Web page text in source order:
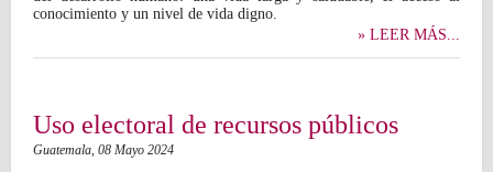
conocimiento y un nivel de vida digno.
» LEER MÁS...
Uso electoral de recursos públicos
Guatemala, 08 Mayo 2024